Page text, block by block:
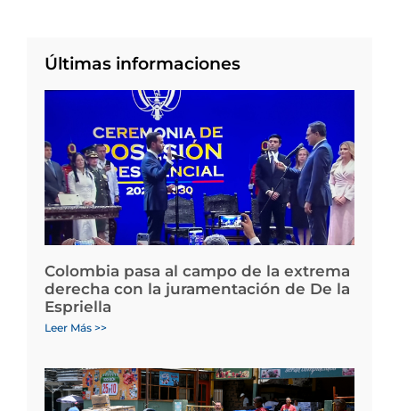
Últimas informaciones
Colombia pasa al campo de la extrema
derecha con la juramentación de De la
Espriella
Leer Más >>